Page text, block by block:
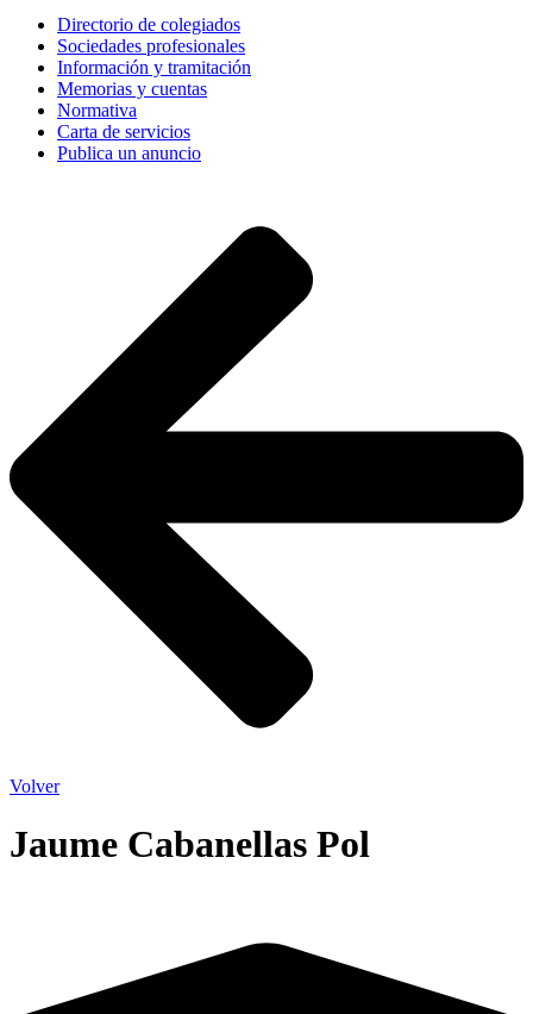
Directorio de colegiados
Sociedades profesionales
Información y tramitación
Memorias y cuentas
Normativa
Carta de servicios
Publica un anuncio
Volver
Jaume Cabanellas Pol